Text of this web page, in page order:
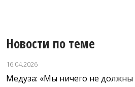
Новости по теме
16.04.2026
Медуза: «Мы ничего не должны